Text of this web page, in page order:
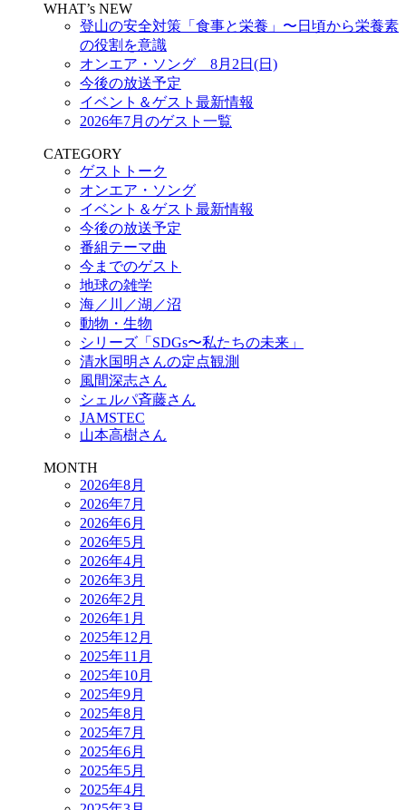
WHAT’s NEW
登山の安全対策「食事と栄養」〜日頃から栄養素
の役割を意識
オンエア・ソング 8月2日(日)
今後の放送予定
イベント＆ゲスト最新情報
2026年7月のゲスト一覧
CATEGORY
ゲストトーク
オンエア・ソング
イベント＆ゲスト最新情報
今後の放送予定
番組テーマ曲
今までのゲスト
地球の雑学
海／川／湖／沼
動物・生物
シリーズ「SDGs〜私たちの未来」
清水国明さんの定点観測
風間深志さん
シェルパ斉藤さん
JAMSTEC
山本高樹さん
MONTH
2026年8月
2026年7月
2026年6月
2026年5月
2026年4月
2026年3月
2026年2月
2026年1月
2025年12月
2025年11月
2025年10月
2025年9月
2025年8月
2025年7月
2025年6月
2025年5月
2025年4月